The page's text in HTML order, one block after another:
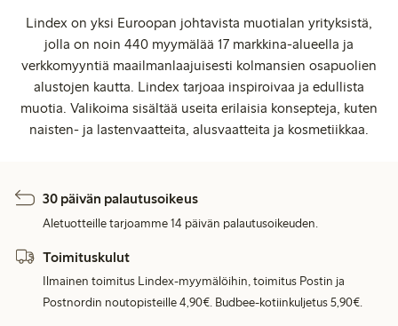
Lindex on yksi Euroopan johtavista muotialan yrityksistä,
jolla on noin 440 myymälää 17 markkina-alueella ja
verkkomyyntiä maailmanlaajuisesti kolmansien osapuolien
alustojen kautta. Lindex tarjoaa inspiroivaa ja edullista
muotia. Valikoima sisältää useita erilaisia konsepteja, kuten
naisten- ja lastenvaatteita, alusvaatteita ja kosmetiikkaa.
30 päivän palautusoikeus
Aletuotteille tarjoamme 14 päivän palautusoikeuden.
Toimituskulut
Ilmainen toimitus Lindex-myymälöihin, toimitus Postin ja
Postnordin noutopisteille 4,90€. Budbee-kotiinkuljetus 5,90€.